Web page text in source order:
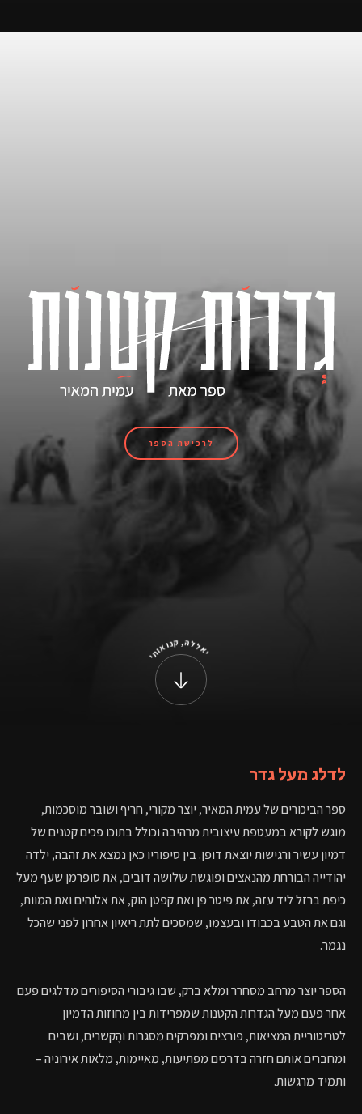
לרכישת הספר
י
ת
ואונק ,הללא
י
לדלגמעלגדר
ספר הביכורים של עמית המאיר, יוצר מקורי, חריף ושובר מוסכמות,
מוגש לקורא במעטפת עיצובית מרהיבה וכולל בתוכו פכים קטנים של
דמיון עשיר ורגישות יוצאת דופן. בין סיפוריו כאן נמצא את זהבה, ילדה
יהודייה הבורחת מהנאצים ופוגשת שלושה דובים, את סופרמן שעף מעל
כיפת ברזל ליד עזה, את פיטר פן ואת קפטן הוק, את אלוהים ואת המוות,
וגם את הטבע בכבודו ובעצמו, שמסכים לתת ריאיון אחרון לפני שהכל
נגמר.
הספר יוצר מרחב מסחרר ומלא ברק, שבו גיבורי הסיפורים מדלגים פעם
אחר פעם מעל הגדרות הקטנות שמפרידות בין מחוזות הדמיון
לטריטוריית המציאות, פורצים ומפרקים מסגרות והֶקשרים, ושבים
ומחברים אותם חזרה בדרכים מפתיעות, מאיימות, מלאות אירוניה –
ותמיד מרגשות.